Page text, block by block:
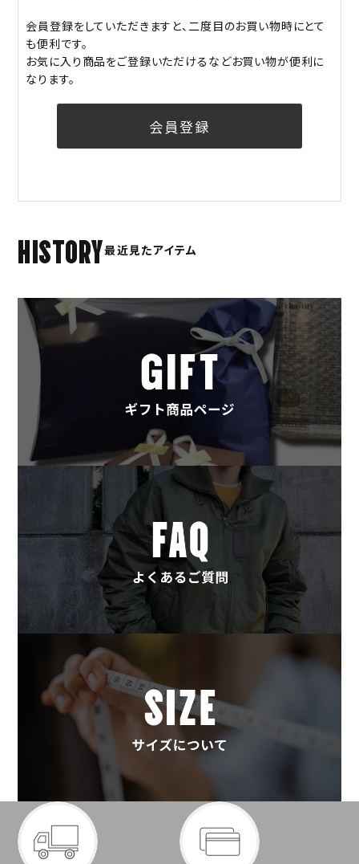
会員登録をしていただきますと、二度目のお買い物時にとて
も便利です。
お気に入り商品をご登録いただけるなどお買い物が便利に
なります。
会員登録
HISTORY最近見たアイテム